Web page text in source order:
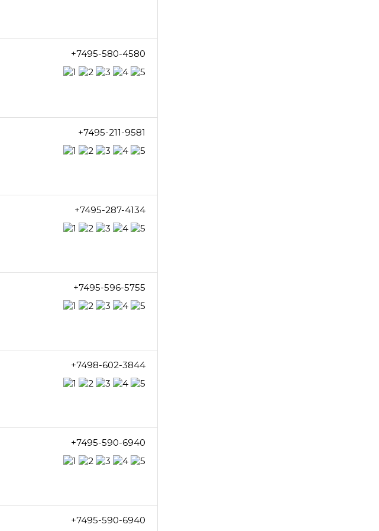
+7495-580-4580
+7495-211-9581
+7495-287-4134
+7495-596-5755
+7498-602-3844
+7495-590-6940
+7495-590-6940